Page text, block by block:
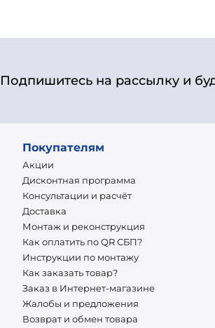
Подпишитесь на рассылку и
Покупателям
Акции
Дисконтная программа
Консультации и расчёт
Доставка
Монтаж и реконструкция
Как оплатить по QR СБП?
Инструкции по монтажу
Как заказать товар?
Заказ в Интернет-магазине
Жалобы и предложения
Возврат и обмен товара